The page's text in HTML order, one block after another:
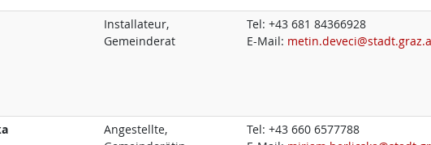
Installateur,
Gemeinderat
Tel:+43 681 84366928
E-Mail:
Angestellte,
Tel:+43 660 6577788